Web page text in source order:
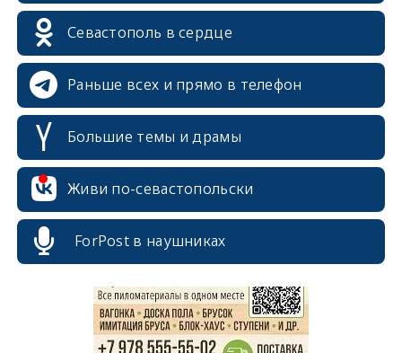
Севастополь в сердце
Раньше всех и прямо в телефон
Большие темы и драмы
Живи по-севастопольски
ForPost в наушниках